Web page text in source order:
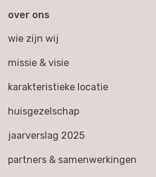
over ons
wie zijn wij
missie & visie
karakteristieke locatie
huisgezelschap
jaarverslag 2025
partners & samenwerkingen